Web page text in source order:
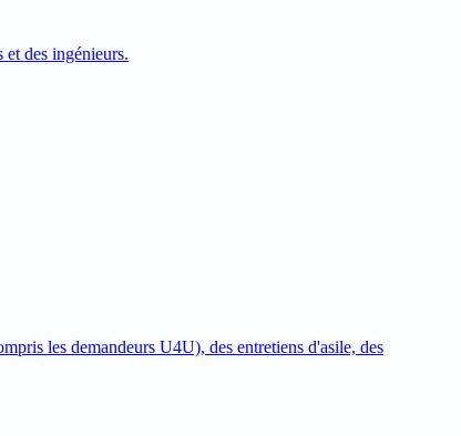
des ingénieurs.
les demandeurs U4U), des entretiens d'asile, des